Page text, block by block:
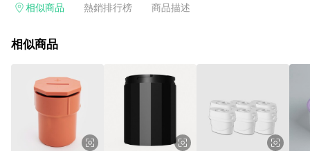
電玩/遊戲/相機/單眼/鏡頭/拍立得 [2024/6/1起適用] -內接硬
的購回饋活動享Yahoo超贈點回饋者 - 購物中心商店之商品：商
價券等虛擬貨幣折抵 4. 大宗採購或批發轉賣不具回饋資格： 如
有相關事證認定您為大宗採購、批發轉賣而非最終消費使用者，
相關認定以Yahoo購物中心之認定為準
相似商品 熱銷排行榜 商品描述
相似商品